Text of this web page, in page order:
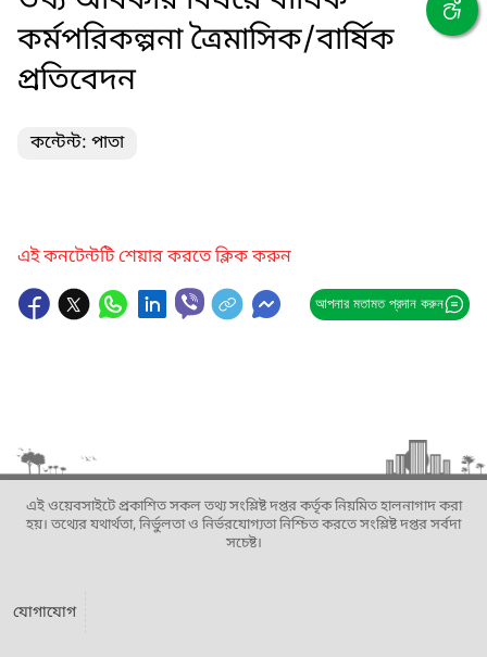
কর্মপরিকল্পনা ত্রৈমাসিক/বার্ষিক
প্রতিবেদন
কন্টেন্ট: পাতা
এই কনটেন্টটি শেয়ার করতে ক্লিক করুন
আপনার মতামত প্রদান করুন
এই ওয়েবসাইটে প্রকাশিত সকল তথ্য সংশ্লিষ্ট দপ্তর কর্তৃক নিয়মিত হালনাগাদ করা
হয়। তথ্যের যথার্থতা, নির্ভুলতা ও নির্ভরযোগ্যতা নিশ্চিত করতে সংশ্লিষ্ট দপ্তর সর্বদা
সচেষ্ট।
যোগাযোগ